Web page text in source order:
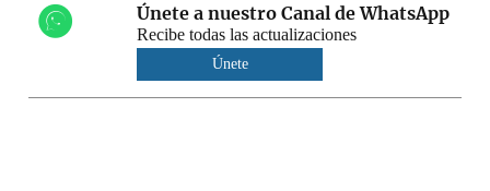
Únete a nuestro Canal de WhatsApp
Recibe todas las actualizaciones
Únete